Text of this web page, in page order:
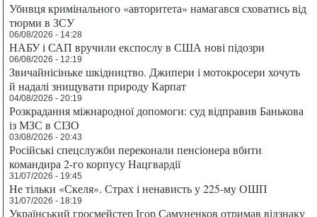
Убивця кримінального «авторитета» намагався сховатись від
тюрми в ЗСУ
06/08/2026 - 14:28
НАБУ і САП вручили експослу в США нові підозри
06/08/2026 - 12:19
Звичайнісіньке шкідництво. Джипери і мотокросери хочуть
й надалі знищувати природу Карпат
04/08/2026 - 20:19
Розкрадання міжнародної допомоги: суд відправив Банькова
із МЗС в СІЗО
03/08/2026 - 20:43
Російські спецслужби переконали пенсіонера вбити
командира 2-го корпусу Нацгвардії
31/07/2026 - 19:45
Не тільки «Скеля». Страх і ненависть у 225-му ОШП
31/07/2026 - 18:19
Український гросмейстер Ігор Самуненков отримав відзнаку